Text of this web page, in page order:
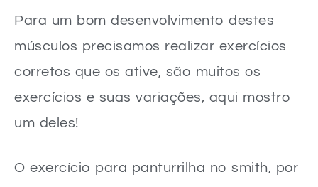
Para um bom desenvolvimento destes
músculos precisamos realizar exercícios
corretos que os ative, são muitos os
exercícios e suas variações, aqui mostro
um deles!
O exercício para panturrilha no smith, por